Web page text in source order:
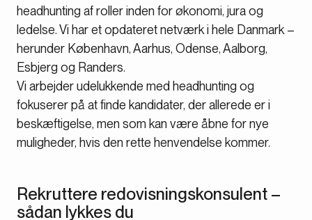
headhunting af roller inden for økonomi, jura og
ledelse. Vi har et opdateret netværk i hele Danmark –
herunder København, Aarhus, Odense, Aalborg,
Esbjerg og Randers.
Vi arbejder udelukkende med headhunting og
fokuserer på at finde kandidater, der allerede er i
beskæftigelse, men som kan være åbne for nye
muligheder, hvis den rette henvendelse kommer.
Rekruttere redovisningskonsulent –
sådan lykkes du